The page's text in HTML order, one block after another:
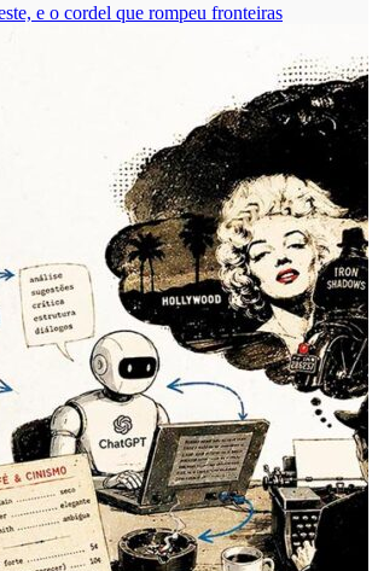
e o cordel que rompeu fronteiras